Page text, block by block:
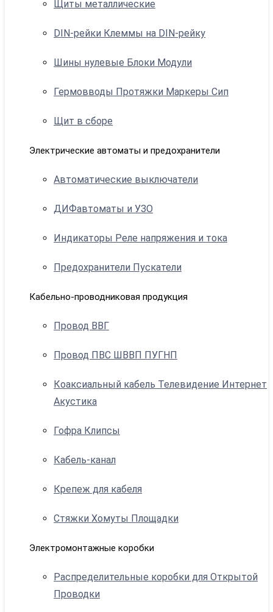
Щиты металлические
DIN-рейки Клеммы на DIN-рейку
Шины нулевые Блоки Модули
Гермовводы Протяжки Маркеры Сип
Щит в сборе
Электрические автоматы и предохранители
Автоматические выключатели
ДИФавтоматы и УЗО
Индикаторы Реле напряжения и тока
Предохранители Пускатели
Кабельно-проводниковая продукция
Провод ВВГ
Провод ПВС ШВВП ПУГНП
Коаксиальный кабель Телевидение Интернет
Акустика
Гофра Клипсы
Кабель-канал
Крепеж для кабеля
Стяжки Хомуты Площадки
Электромонтажные коробки
Распределительные коробки для Открытой
Проводки